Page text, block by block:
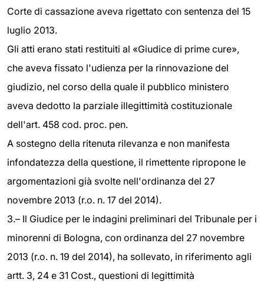
Corte di cassazione aveva rigettato con sentenza del 15
luglio 2013.
Gli atti erano stati restituiti al «Giudice di prime cure»,
che aveva fissato l'udienza per la rinnovazione del
giudizio, nel corso della quale il pubblico ministero
aveva dedotto la parziale illegittimità costituzionale
dell'art. 458 cod. proc. pen.
A sostegno della ritenuta rilevanza e non manifesta
infondatezza della questione, il rimettente ripropone le
argomentazioni già svolte nell'ordinanza del 27
novembre 2013 (r.o. n. 17 del 2014).
3.– Il Giudice per le indagini preliminari del Tribunale per i
minorenni di Bologna, con ordinanza del 27 novembre
2013 (r.o. n. 19 del 2014), ha sollevato, in riferimento agli
artt. 3, 24 e 31 Cost., questioni di legittimità